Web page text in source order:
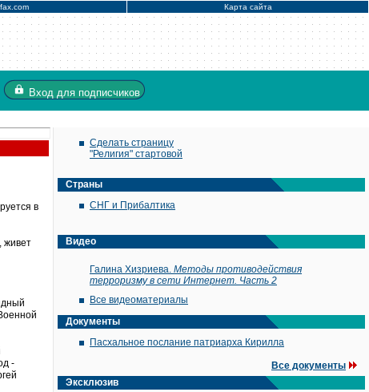
Карта сайта
Вход для подписчиков
в
живет
-
Сделать страницу
"Религия" стартовой
Страны
СНГ и Прибалтика
Видео
Галина Хизриева. Методы противодействия
терроризму в сети Интернет. Часть 2
Все видеоматериалы
Документы
Пасхальное послание патриарха Кирилла
Все документы
Эксклюзив